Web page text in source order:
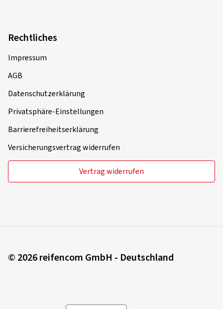
Rechtliches
Impressum
AGB
Datenschutzerklärung
Privatsphäre-Einstellungen
Barrierefreiheitserklärung
Versicherungsvertrag widerrufen
Vertrag widerrufen
© 2026 reifencom GmbH - Deutschland